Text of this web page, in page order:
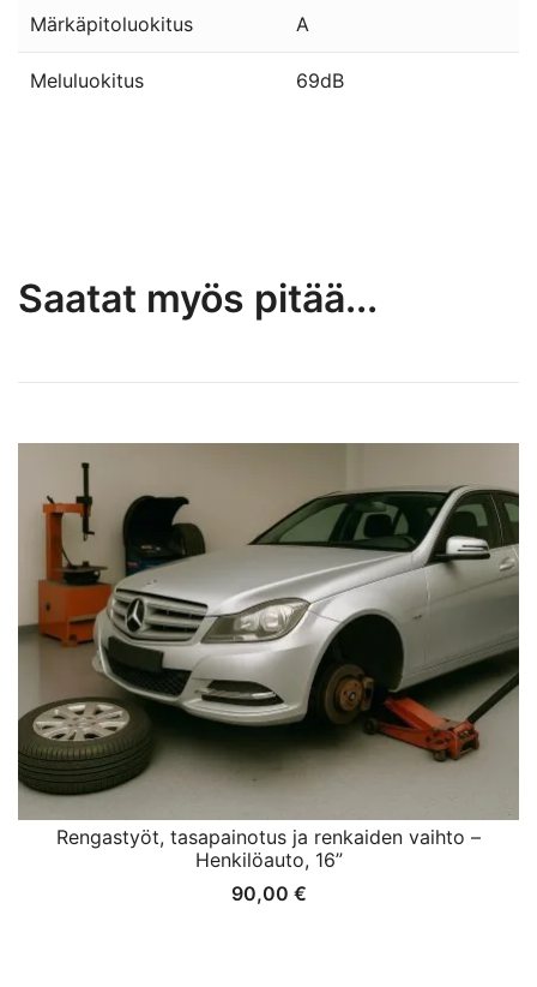
Märkäpitoluokitus A
Meluluokitus 69dB
Saatat myös pitää...
Rengastyöt, tasapainotus ja renkaiden vaihto –
Henkilöauto, 16”
90,00 €